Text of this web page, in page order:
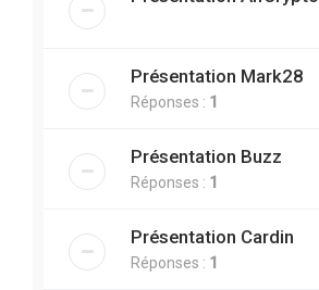
Présentation Mark28
Réponses : 1
Présentation Buzz
Réponses : 1
Présentation Cardin
Réponses : 1